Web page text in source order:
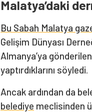
Malatya’daki
Bu Sabah Malatya
Gelişim Dünyası
Almanya’ya
yaptırdıklarını söyledi.
Ancak ardından da
belediye meclisinden